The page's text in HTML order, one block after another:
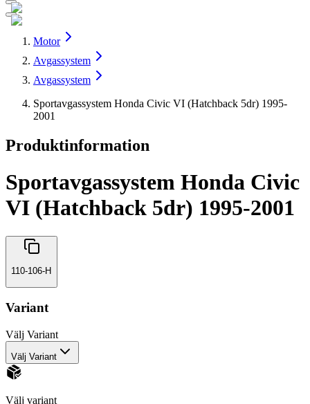
Motor
Avgassystem
Avgassystem
Sportavgassystem Honda Civic VI (Hatchback 5dr) 1995-
2001
Produktinformation
Sportavgassystem Honda Civic
VI (Hatchback 5dr) 1995-2001
110-106-H
Variant
Välj Variant
Välj Variant
Välj variant